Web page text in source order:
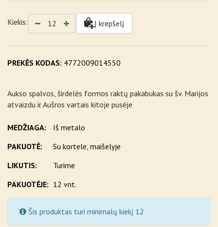
PREKĖS KODAS: 4772009014550
Aukso spalvos, širdelės formos raktų pakabukas su šv. Marijos
atvaizdu ir Aušros vartais kitoje pusėje
MEDŽIAGA:
Iš metalo
PAKUOTĖ:
Su kortele, maišelyje
LIKUTIS:
Turime
PAKUOTĖJE: 12 vnt.
Kiekis: Į krepšelį
Šis produktas turi minimalų kiekį 12